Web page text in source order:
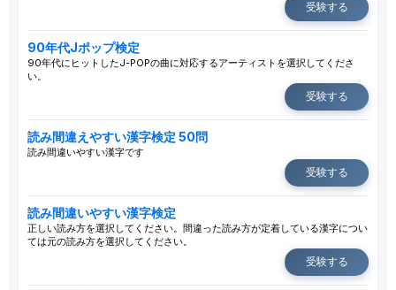
受験する
90年代Jポップ検定
90年代にヒットしたJ-POPの曲に対応するアーティストを選択してくださ
い。
受験する
読み間違えやすい漢字検定 50問
読み間違いやすい漢字です
受験する
読み間違いやすい漢字検定
正しい読み方を選択してください。間違った読み方が定着している漢字につい
ては元の読み方を選択してください。
受験する